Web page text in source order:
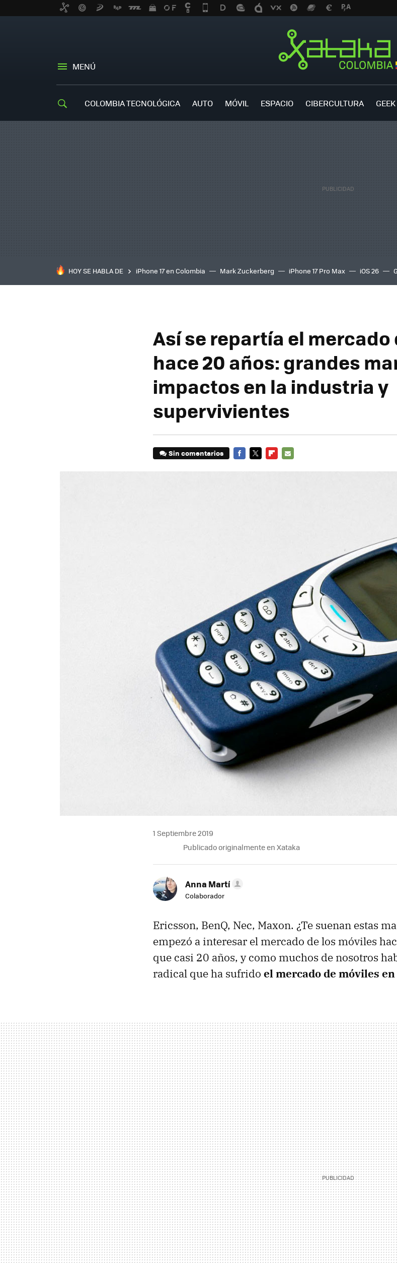
MENÚ
COLOMBIA TECNOLÓGICA AUTO MÓVIL ESPACIO CIBERCULTURA GEEK
HOY SE HABLA DE iPhone 17 en Colombia Mark Zuckerberg iPhone 17 Pro Max iOS 26
inteligente
IA TCL C8K
Así se repartía el
hace 20 años: grandes
impactos en la industria y
supervivientes
Sin comentarios
1 Septiembre 2019
Publicado originalmente en Xataka
Anna Martí
Colaborador
Ericsson, BenQ, Nec, Maxon. ¿Te suenan estas
empezó a interesar el mercado de los móviles
que casi 20 años, y como muchos de nosotros
radical que ha sufrido el mercado de móviles